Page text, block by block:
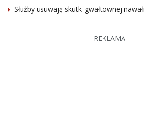
Służby usuwają skutki gwałtownej
REKLAMA